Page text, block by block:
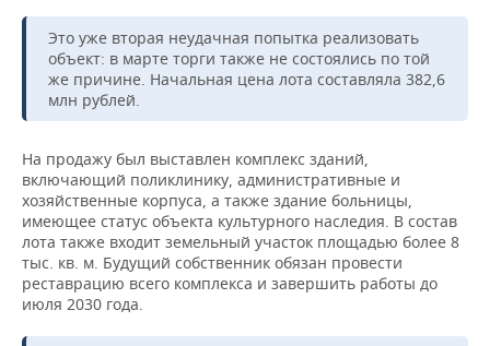
ФИГУРНОЕ КАТАНИЕ
ВОДНЫЕ ВИДЫ СПОРТА
ХОККЕЙ С МЯЧОМ
МЕДИЦИНА
ОБРАЗОВАНИЕ
ПРОИСШЕСТВИЯ
Это уже вторая неудачная попытка реализовать
объект: в марте торги также не состоялись по той
же причине. Начальная цена лота составляла 382,6
млн рублей.
На продажу был выставлен комплекс зданий,
включающий поликлинику, административные и
хозяйственные корпуса, а также здание больницы,
имеющее статус объекта культурного наследия. В состав
лота также входит земельный участок площадью более 8
тыс. кв. м. Будущий собственник обязан провести
реставрацию всего комплекса и завершить работы до
июля 2030 года.